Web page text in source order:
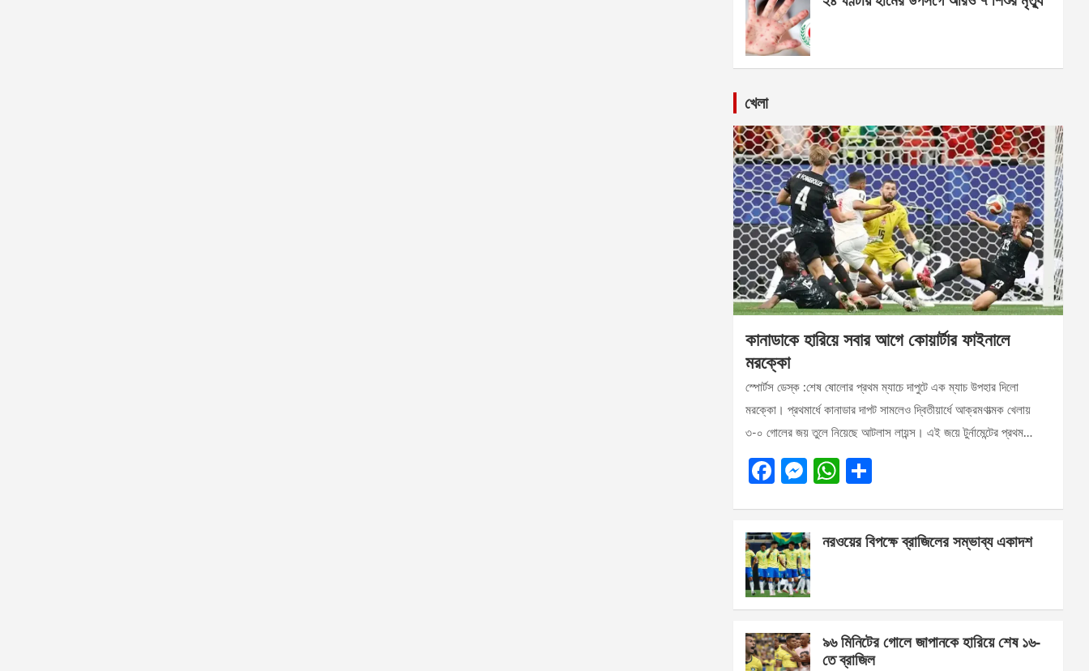
খেলা
কানাডাকে হারিয়ে সবার আগে কোয়ার্টার ফাইনালে
মরক্কো
স্পোর্টস ডেস্ক :শেষ ষোলোর প্রথম ম্যাচে দাপুটে এক ম্যাচ উপহার দিলো
মরক্কো। প্রথমার্ধে কানাডার দাপট সামলেও দ্বিতীয়ার্ধে আক্রমণাত্মক খেলায়
৩-০ গোলের জয় তুলে নিয়েছে আটলাস লায়ন্স। এই জয়ে টুর্নামেন্টের প্রথম…
F
b
o
o
k
M
n
g
er
W
s
e
নরওয়ের বিপক্ষে ব্রাজিলের সম্ভাব্য একাদশ
৯৬ মিনিটের গোলে জাপানকে হারিয়ে শেষ ১৬-
তে ব্রাজিল